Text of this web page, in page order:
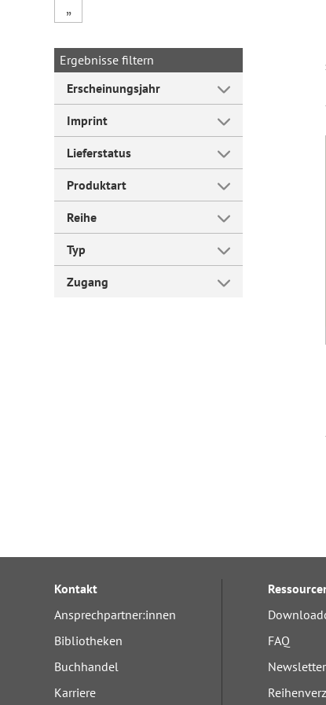
Forum Arbeitslehre
„
Ergebnisse filtern
Erscheinungsjahr
Imprint
Lieferstatus
Produktart
Reihe
Typ
Zugang
Kontakt
Ansprechpartner:innen
Bibliotheken
Buchhandel
Karriere
FAQ